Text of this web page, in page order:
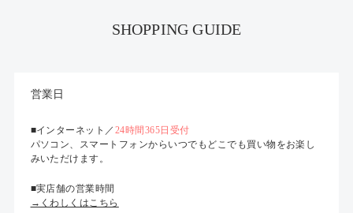
SHOPPING GUIDE
営業日
■インターネット／ 24時間365日受付
パソコン、スマートフォンからいつでもどこでも買い物をお楽し
みいただけます。
■実店舗の営業時間
→くわしくはこちら